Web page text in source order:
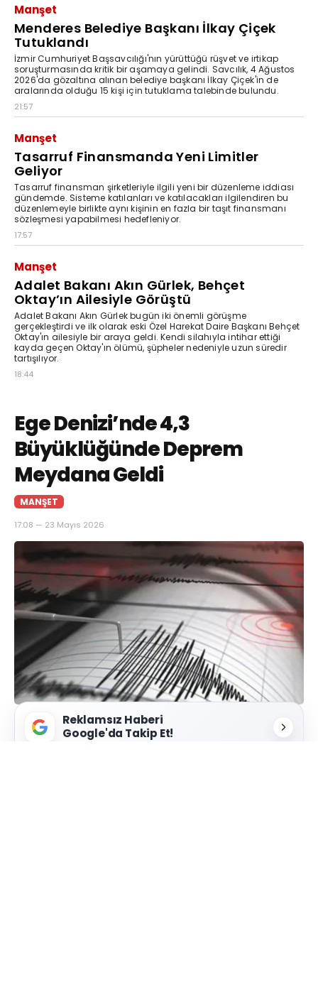
Manşet
Menderes Belediye Başkanı İlkay Çiçek
Tutuklandı
İzmir Cumhuriyet Başsavcılığı'nın yürüttüğü rüşvet ve irtikap
soruşturmasında kritik bir aşamaya gelindi. Savcılık, 4 Ağustos
2026'da gözaltına alınan belediye başkanı İlkay Çiçek'in de
aralarında olduğu 15 kişi için tutuklama talebinde bulundu.
21:57
Manşet
Tasarruf Finansmanda Yeni Limitler
Geliyor
Tasarruf finansman şirketleriyle ilgili yeni bir düzenleme iddiası
gündemde. Sisteme katılanları ve katılacakları ilgilendiren bu
düzenlemeyle birlikte aynı kişinin en fazla bir taşıt finansmanı
sözleşmesi yapabilmesi hedefleniyor.
17:57
Manşet
Adalet Bakanı Akın Gürlek, Behçet
Oktay’ın Ailesiyle Görüştü
Adalet Bakanı Akın Gürlek bugün iki önemli görüşme
gerçekleştirdi ve ilk olarak eski Özel Harekat Daire Başkanı Behçet
Oktay'ın ailesiyle bir araya geldi. Kendi silahıyla intihar ettiği
kayda geçen Oktay'ın ölümü, şüpheler nedeniyle uzun süredir
tartışılıyor.
18:44